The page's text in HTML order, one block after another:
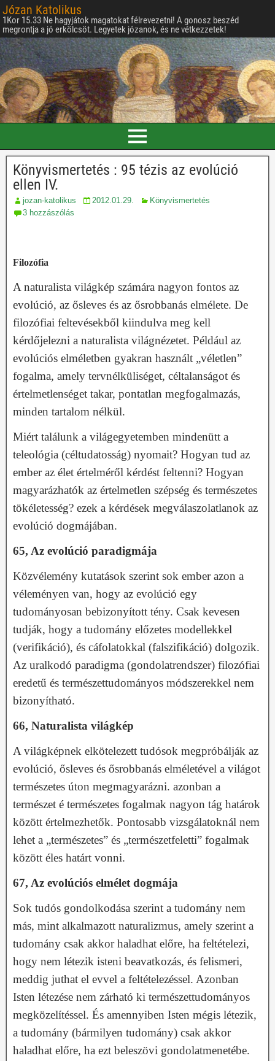
Józan Katolikus
1Kor 15.33 Ne hagyjátok magatokat félrevezetni! A gonosz beszéd
megrontja a jó erkölcsöt. Legyetek józanok, és ne vétkezzetek!
Könyvismertetés : 95 tézis az evolúció
ellen IV.
jozan-katolikus 2012.01.29.
Könyvismertetés
3 hozzászólás
Filozófia
A naturalista világkép számára nagyon fontos az
evolúció, az ősleves és az ősrobbanás elmélete. De
filozófiai feltevésekből kiindulva meg kell
kérdőjelezni a naturalista világnézetet. Például az
evolúciós elméletben gyakran használt „véletlen”
fogalma, amely tervnélküliséget, céltalanságot és
értelmetlenséget takar, pontatlan megfogalmazás,
minden tartalom nélkül.
Miért találunk a világegyetemben mindenütt a
teleológia (céltudatosság) nyomait? Hogyan tud az
ember az élet értelméről kérdést feltenni? Hogyan
magyarázhatók az értelmetlen szépség és természetes
tökéletesség? ezek a kérdések megválaszolatlanok az
evolúció dogmájában.
65, Az evolúció paradigmája
Közvélemény kutatások szerint sok ember azon a
véleményen van, hogy az evolúció egy
tudományosan bebizonyított tény. Csak kevesen
tudják, hogy a tudomány előzetes modellekkel
(verifikáció), és cáfolatokkal (falszifikáció) dolgozik.
Az uralkodó paradigma (gondolatrendszer) filozófiai
eredetű és természettudományos módszerekkel nem
bizonyítható.
66, Naturalista világkép
A világképnek elkötelezett tudósok megpróbálják az
evolúció, ősleves és ősrobbanás elméletével a világot
természetes úton megmagyarázni. azonban a
természet é természetes fogalmak nagyon tág határok
között értelmezhetők. Pontosabb vizsgálatoknál nem
lehet a „természetes” és „természetfeletti” fogalmak
között éles határt vonni.
67, Az evolúciós elmélet dogmája
Sok tudós gondolkodása szerint a tudomány nem
más, mint alkalmazott naturalizmus, amely szerint a
tudomány csak akkor haladhat előre, ha feltételezi,
hogy nem létezik isteni beavatkozás, és felismeri,
meddig juthat el evvel a feltételezéssel. Azonban
Isten létezése nem zárható ki természettudományos
megközelítéssel. És amennyiben Isten mégis létezik,
a tudomány (bármilyen tudomány) csak akkor
haladhat előre, ha ezt beleszövi gondolatmenetébe.